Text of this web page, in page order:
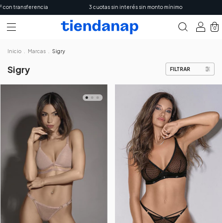
3 cuotas sin interés sin monto mínimo
0
Inicio Marcas Sigry
Sigry FILTRAR